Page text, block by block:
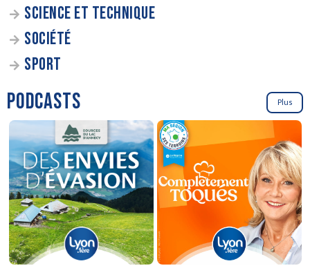
SCIENCE ET TECHNIQUE
SOCIÉTÉ
SPORT
PODCASTS Plus